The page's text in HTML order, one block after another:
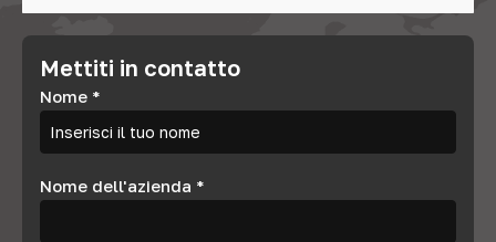
Mettiti in contatto
Nome *
Nome dell'azienda *